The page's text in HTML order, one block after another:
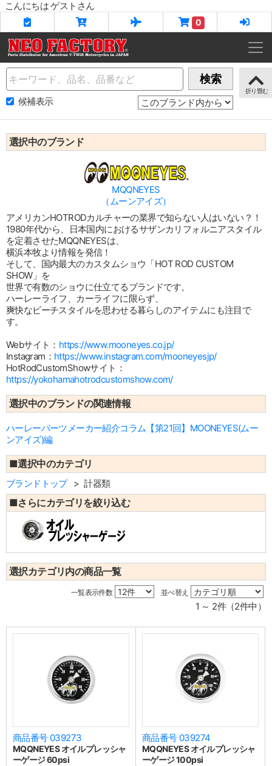
こんにちは ゲストさん
0
Name 検索
候補表示
選択中のブランド
MQQNEYES
（ムーンアイズ）
アメリカンHOTRODカルチャーの業界で知らない人はいない？！
1980年代から、日本国内におけるサザンカリフォルニアスタイル
を定着させたMQQNEYESは、
横浜本牧より情報を発信！
そして、国内最大のカスタムショウ「HOT ROD CUSTOM
SHOW」を
世界で有数のショウに仕立てるブランドです。
ハーレーライフ、カーライフに限らず、
爽快なビーチスタイルを思わせる暮らしのアイテムにも注目で
す。
Webサイト： https://www.mooneyes.co.jp/
Instagram： https://www.instagram.com/mooneyesjp/
HotRodCustomShowサイト：
https://yokohamahotrodcustomshow.com/
選択中のブランドの関連情報
ハーレーパーツメーカー紹介コラム【第21回】MOONEYES(ムー
ンアイズ)編
■選択中のカテゴリ
ブランドトップ 計器類
■さらにカテゴリを絞り込む
選択カテゴリ内の商品一覧
一覧表示件数 並べ替え
1 ～ 2件（2件中）
商品番号 039273
MQQNEYES オイルプレッシャ
ーゲージ 60psi
商品番号 039274
MQQNEYES オイルプレッシャ
ーゲージ 100psi